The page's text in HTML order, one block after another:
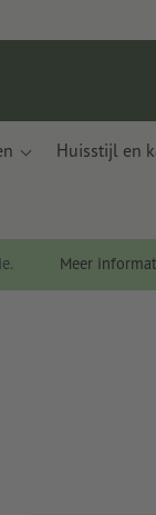
Huisstijl en
Meer